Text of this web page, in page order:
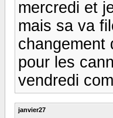
mercredi et
mais sa va
changement
pour les
vendredi
janvier27